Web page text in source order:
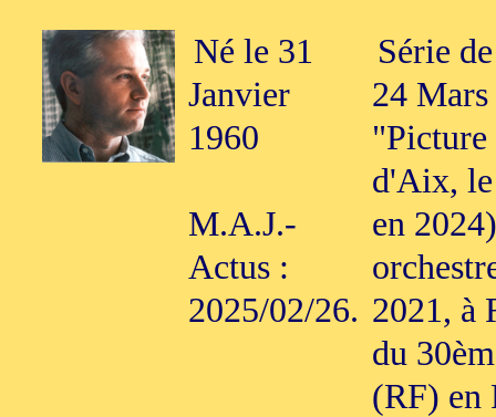
Né le 31
Janvier
1960
M.A.J.-
Actus :
2025/02/26.
Série
24
d'Aix,
en
2021, à
du
(RF) en